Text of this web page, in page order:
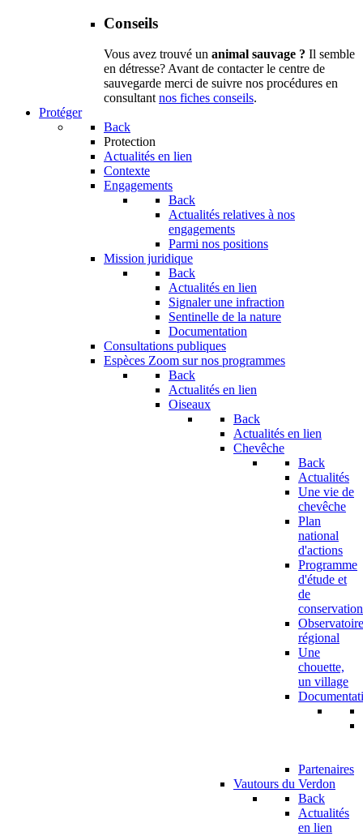
Conseils
Vous avez trouvé un animal sauvage ? Il semble
en détresse? Avant de contacter le centre de
sauvegarde merci de suivre nos procédures en
consultantnos fiches conseils.
Protéger
Back
Protection
Actualités en lien
Contexte
Engagements
Back
Actualités relatives à nos
engagements
Parmi nos positions
Mission juridique
Back
Actualités en lien
Signaler une infraction
Sentinelle de la nature
Documentation
Consultations publiques
Espèces Zoom sur nos programmes
Back
Actualités en lien
Oiseaux
Back
Actualités en lien
Chevêche
Back
Actualités
Une vie de
chevêche
Plan
national
d'actions
Programme
d'étude et
de
conservation
Observatoire
régional
Une
chouette,
un village
Partenaires
Vautours du Verdon
Back
Actualités
en lien